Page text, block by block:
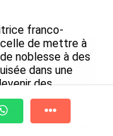
Radio A Propos
franco-
de mettre à
noblesse à des
dans une
des
l’insurgée